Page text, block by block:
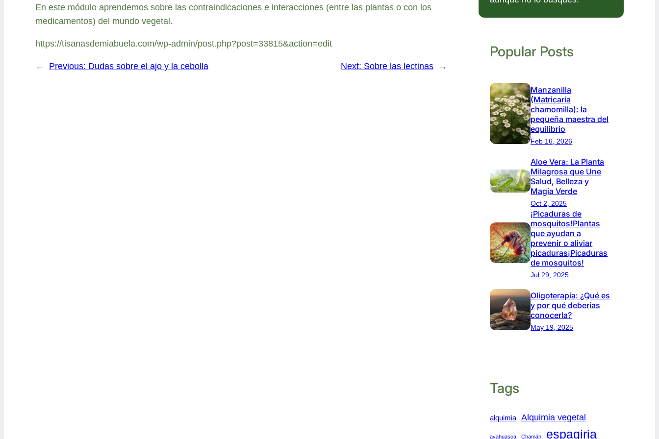
En este módulo aprendemos sobre las contraindicaciones e interacciones (entre las plantas o con los
medicamentos) del mundo vegetal.
https://tisanasdemiabuela.com/wp-admin/post.php?post=33815&action=edit
← Previous: Dudas sobre el ajo y la cebolla Next: Sobre las lectinas →
Popular Posts
Manzanilla
(Matricaria
chamomilla): la
pequeña maestra del
equilibrio
Feb 16, 2026
Aloe Vera: La Planta
Milagrosa que Une
Salud, Belleza y
Magia Verde
Oct 2, 2025
¡Picaduras de
mosquitos!Plantas
que ayudan a
prevenir o aliviar
picaduras¡Picaduras
de mosquitos!
Jul 29, 2025
Oligoterapia: ¿Qué es
y por qué deberías
conocerla?
May 19, 2025
Tags
alquimia Alquimia vegetal
ayahuasca Chamán espagiria